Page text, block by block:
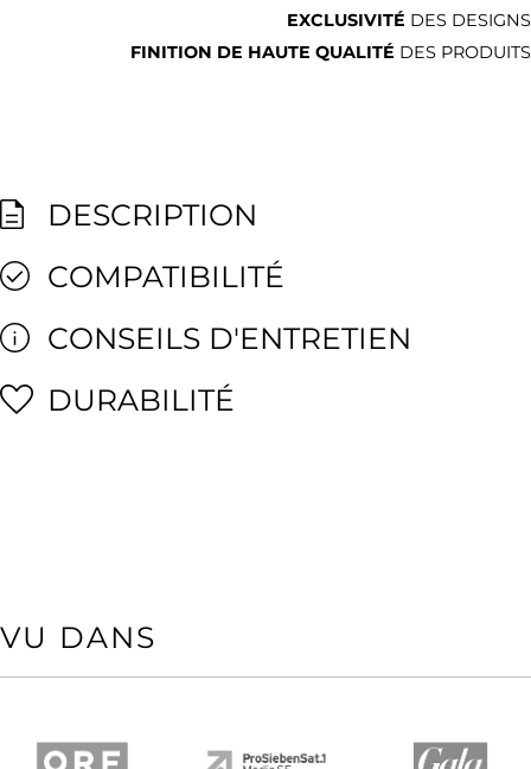
EXCLUSIVITÉ DES DESIGNS
FINITION DE HAUTE QUALITÉ DES PRODUITS
DESCRIPTION
COMPATIBILITÉ
CONSEILS D'ENTRETIEN
DURABILITÉ
VU DANS